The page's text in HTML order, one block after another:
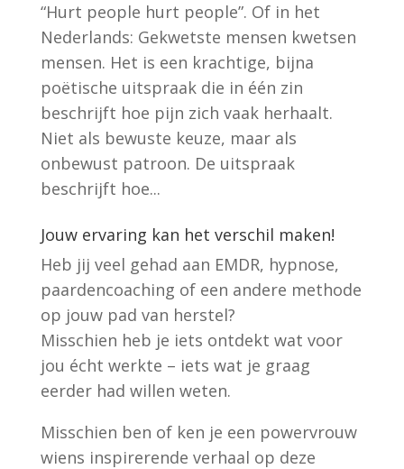
“Hurt people hurt people”. Of in het
Nederlands: Gekwetste mensen kwetsen
mensen. Het is een krachtige, bijna
poëtische uitspraak die in één zin
beschrijft hoe pijn zich vaak herhaalt.
Niet als bewuste keuze, maar als
onbewust patroon. De uitspraak
beschrijft hoe...
Jouw ervaring kan het verschil maken!
Heb jij veel gehad aan EMDR, hypnose,
paardencoaching of een andere methode
op jouw pad van herstel?
Misschien heb je iets ontdekt wat voor
jou écht werkte – iets wat je graag
eerder had willen weten.
Misschien ben of ken je een powervrouw
wiens inspirerende verhaal op deze